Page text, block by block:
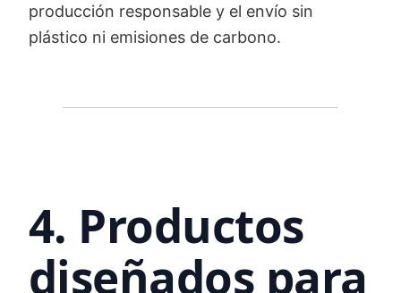
producción responsable y el envío sin
plástico ni emisiones de carbono.
4. Productos
diseñados para